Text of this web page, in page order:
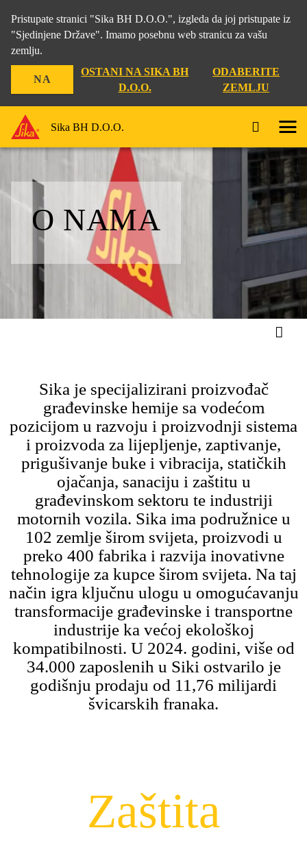
Pristupate stranici "Sika BH D.O.O.", izgleda da joj pristupate iz
"Sjedinjene Države". Imamo posebnu web stranicu za vašu
zemlju.
NA
OSTANI NA SIKA BH
D.O.O.
ODABERITE
ZEMLJU
Sika BH D.O.O.
O NAMA
Sika je specijalizirani proizvođač
građevinske hemije sa vodećom
pozicijom u razvoju i proizvodnji sistema
i proizvoda za lijepljenje, zaptivanje,
prigušivanje buke i vibracija, statičkih
ojačanja, sanaciju i zaštitu u
građevinskom sektoru te industriji
motornih vozila. Sika ima podružnice u
102 zemlje širom svijeta, proizvodi u
preko 400 fabrika i razvija inovativne
tehnologije za kupce širom svijeta. Na taj
način igra ključnu ulogu u omogućavanju
transformacije građevinske i transportne
industrije ka većoj ekološkoj
kompatibilnosti. U 2024. godini, više od
34.000 zaposlenih u Siki ostvarilo je
godišnju prodaju od 11,76 milijardi
švicarskih franaka.
Zaštita